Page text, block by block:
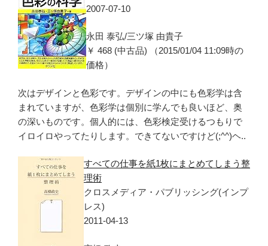
2007-07-10
永田 泰弘/三ツ塚 由貴子
￥ 468 (中古品) （2015/01/04 11:09時の
価格）
次はデザインと色彩です。デザインの中にも色彩学は含
まれていますが、色彩学は個別に学んでも良いほど、奥
の深いものです。個人的には、色彩検定受けるつもりで
イロイロやってたりします。できてないですけど(;^^)ヘ..
すべての仕事を紙1枚にまとめてしまう整
理術
クロスメディア・パブリッシング(インプ
レス)
2011-04-13